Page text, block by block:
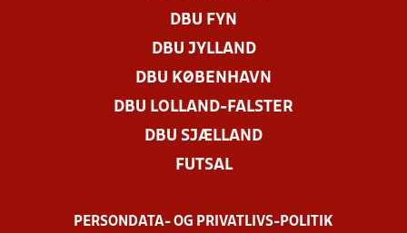
DBU FYN
DBU JYLLAND
DBU KØBENHAVN
DBU LOLLAND-FALSTER
DBU SJÆLLAND
FUTSAL
PERSONDATA- OG PRIVATLIVS-POLITIK